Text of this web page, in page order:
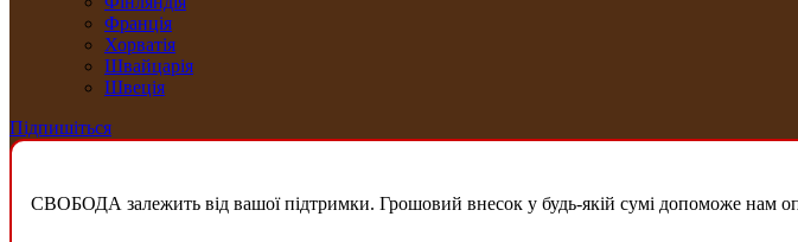
Франція
Хорватія
Швайцарія
Швеція
Підпишіться
СВОБОДА залежить від вашої підтримки. Грошовий внесок у будь-якій сумі допоможе нам